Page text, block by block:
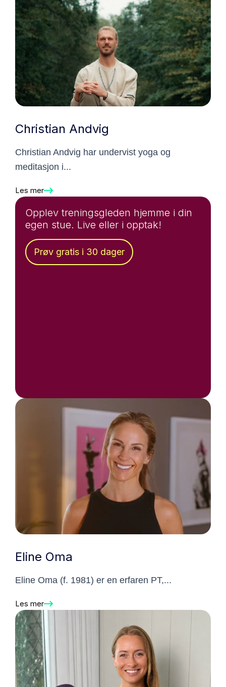
Christian Andvig
Christian Andvig har undervist yoga og
meditasjon i...
Les mer
Opplev treningsgleden hjemme i din
egen stue. Live eller i opptak!
Prøv gratis i 30 dager
Eline Oma
Eline Oma (f. 1981) er en erfaren PT,...
Les mer